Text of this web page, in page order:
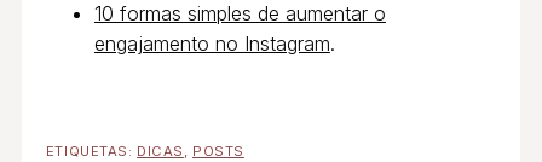
10 formas simples de aumentar o
engajamento no Instagram.
ETIQUETAS: DICAS , POSTS